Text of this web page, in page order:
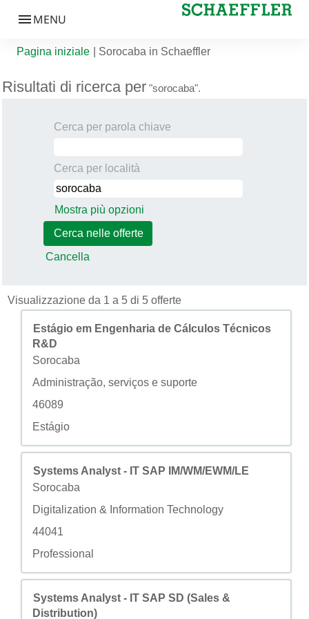
Pagina iniziale Sorocaba in Schaeffler(pagina corrente)
Risultati di ricerca per "sorocaba".
Cerca per parola chiave
Cerca per località
Mostra più opzioni
Cancella
Visualizzazione da 1 a 5 di 5 offerteRisultati di ricerca per
Titolo
Estágio em Engenharia de Cálculos Técnicos
R&D
Città
Sorocaba
Campo personalizzato 2
Administração, serviços e suporte
Campo personalizzato 3
46089
Campo personalizzato 4
Estágio
Effettuare una selezione con la barra spaziatrice per
Titolo
Systems Analyst - IT SAP IM/WM/EWM/LE
Città
Sorocaba
Campo personalizzato 2
Digitalization & Information Technology
Campo personalizzato 3
44041
Campo personalizzato 4
Professional
Effettuare una selezione con la barra spaziatrice per
Titolo
Systems Analyst - IT SAP SD (Sales &
Distribution)
Effettuare una selezione con la barra spaziatrice per